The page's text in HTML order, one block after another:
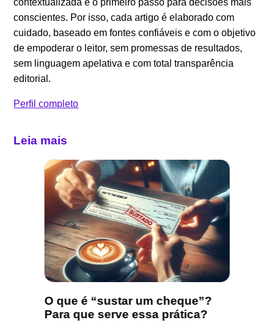
conscientes. Por isso, cada artigo é elaborado com
cuidado, baseado em fontes confiáveis e com o objetivo
de empoderar o leitor, sem promessas de resultados,
sem linguagem apelativa e com total transparência
editorial.
Perfil completo
Leia mais
O que é “sustar um cheque”?
Para que serve essa prática?